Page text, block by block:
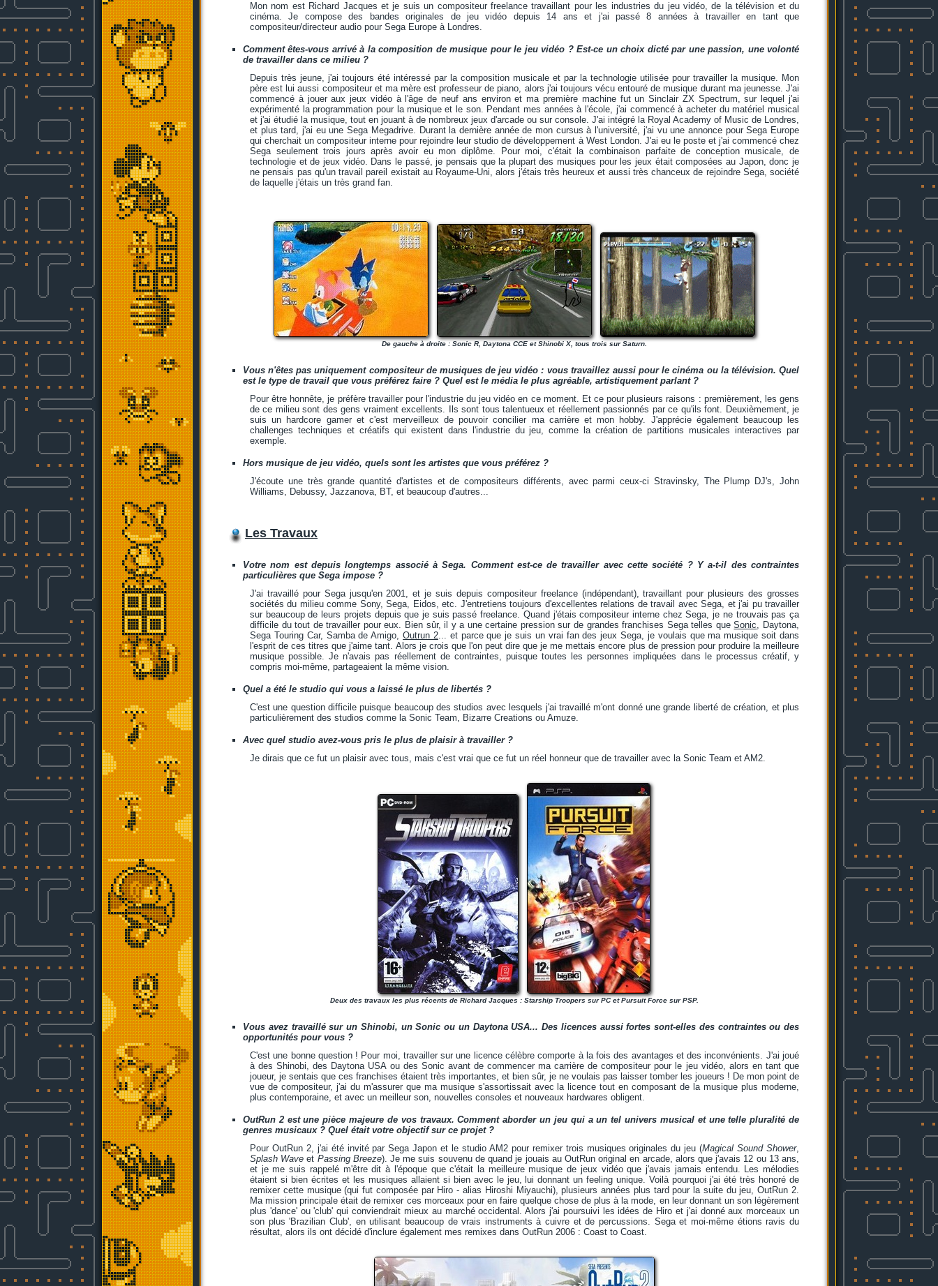
Mon nom est Richard Jacques et je suis un compositeur freelance travaillant pour les industries du jeu vidéo, de la télévision et du
cinéma. Je compose des bandes originales de jeu vidéo depuis 14 ans et j'ai passé 8 années à travailler en tant que
compositeur/directeur audio pour Sega Europe à Londres.
Comment êtes-vous arrivé à la composition de musique pour le jeu vidéo ? Est-ce un choix dicté par une passion, une volonté
de travailler dans ce milieu ?
Depuis très jeune, j'ai toujours été intéressé par la composition musicale et par la technologie utilisée pour travailler la musique. Mon
père est lui aussi compositeur et ma mère est professeur de piano, alors j'ai toujours vécu entouré de musique durant ma jeunesse. J'ai
commencé à jouer aux jeux vidéo à l'âge de neuf ans environ et ma première machine fut un Sinclair ZX Spectrum, sur lequel j'ai
expérimenté la programmation pour la musique et le son. Pendant mes années à l'école, j'ai commencé à acheter du matériel musical
et j'ai étudié la musique, tout en jouant à de nombreux jeux d'arcade ou sur console. J'ai intégré la Royal Academy of Music de Londres,
et plus tard, j'ai eu une Sega Megadrive. Durant la dernière année de mon cursus à l'université, j'ai vu une annonce pour Sega Europe
qui cherchait un compositeur interne pour rejoindre leur studio de développement à West London. J'ai eu le poste et j'ai commencé chez
Sega seulement trois jours après avoir eu mon diplôme. Pour moi, c'était la combinaison parfaite de conception musicale, de
technologie et de jeux vidéo. Dans le passé, je pensais que la plupart des musiques pour les jeux était composées au Japon, donc je
ne pensais pas qu'un travail pareil existait au Royaume-Uni, alors j'étais très heureux et aussi très chanceux de rejoindre Sega, société
de laquelle j'étais un très grand fan.
De gauche à droite : Sonic R, Daytona CCE et Shinobi X, tous trois sur Saturn.
Vous n'êtes pas uniquement compositeur de musiques de jeu vidéo : vous travaillez aussi pour le cinéma ou la télévision. Quel
est le type de travail que vous préférez faire ? Quel est le média le plus agréable, artistiquement parlant ?
Pour être honnête, je préfère travailler pour l'industrie du jeu vidéo en ce moment. Et ce pour plusieurs raisons : premièrement, les gens
de ce milieu sont des gens vraiment excellents. Ils sont tous talentueux et réellement passionnés par ce qu'ils font. Deuxièmement, je
suis un hardcore gamer et c'est merveilleux de pouvoir concilier ma carrière et mon hobby. J'apprécie également beaucoup les
challenges techniques et créatifs qui existent dans l'industrie du jeu, comme la création de partitions musicales interactives par
exemple.
Hors musique de jeu vidéo, quels sont les artistes que vous préférez ?
J'écoute une très grande quantité d'artistes et de compositeurs différents, avec parmi ceux-ci Stravinsky, The Plump DJ's, John
Williams, Debussy, Jazzanova, BT, et beaucoup d'autres...
Les Travaux
Votre nom est depuis longtemps associé à Sega. Comment est-ce de travailler avec cette société ? Y a-t-il des contraintes
particulières que Sega impose ?
J'ai travaillé pour Sega jusqu'en 2001, et je suis depuis compositeur freelance (indépendant), travaillant pour plusieurs des grosses
sociétés du milieu comme Sony, Sega, Eidos, etc. J'entretiens toujours d'excellentes relations de travail avec Sega, et j'ai pu travailler
sur beaucoup de leurs projets depuis que je suis passé freelance. Quand j'étais compositeur interne chez Sega, je ne trouvais pas ça
difficile du tout de travailler pour eux. Bien sûr, il y a une certaine pression sur de grandes franchises Sega telles queSonic, Daytona,
Sega Touring Car, Samba de Amigo,Outrun 2... et parce que je suis un vrai fan des jeux Sega, je voulais que ma musique soit dans
l'esprit de ces titres que j'aime tant. Alors je crois que l'on peut dire que je me mettais encore plus de pression pour produire la meilleure
musique possible. Je n'avais pas réellement de contraintes, puisque toutes les personnes impliquées dans le processus créatif, y
compris moi-même, partageaient la même vision.
Quel a été le studio qui vous a laissé le plus de libertés ?
C'est une question difficile puisque beaucoup des studios avec lesquels j'ai travaillé m'ont donné une grande liberté de création, et plus
particulièrement des studios comme la Sonic Team, Bizarre Creations ou Amuze.
Avec quel studio avez-vous pris le plus de plaisir à travailler ?
Je dirais que ce fut un plaisir avec tous, mais c'est vrai que ce fut un réel honneur que de travailler avec la Sonic Team et AM2.
Deux des travaux les plus récents de Richard Jacques : Starship Troopers sur PC et Pursuit Force sur PSP.
Vous avez travaillé sur un Shinobi, un Sonic ou un Daytona USA... Des licences aussi fortes sont-elles des contraintes ou des
opportunités pour vous ?
C'est une bonne question ! Pour moi, travailler sur une licence célèbre comporte à la fois des avantages et des inconvénients. J'ai joué
à des Shinobi, des Daytona USA ou des Sonic avant de commencer ma carrière de compositeur pour le jeu vidéo, alors en tant que
joueur, je sentais que ces franchises étaient très importantes, et bien sûr, je ne voulais pas laisser tomber les joueurs ! De mon point de
vue de compositeur, j'ai du m'assurer que ma musique s'assortissait avec la licence tout en composant de la musique plus moderne,
plus contemporaine, et avec un meilleur son, nouvelles consoles et nouveaux hardwares obligent.
OutRun 2 est une pièce majeure de vos travaux. Comment aborder un jeu qui a un tel univers musical et une telle pluralité de
genres musicaux ? Quel était votre objectif sur ce projet ?
Pour OutRun 2, j'ai été invité par Sega Japon et le studio AM2 pour remixer trois musiques originales du jeu (Magical Sound Shower,
Splash Wave et Passing Breeze). Je me suis souvenu de quand je jouais au OutRun original en arcade, alors que j'avais 12 ou 13 ans,
et je me suis rappelé m'être dit à l'époque que c'était la meilleure musique de jeux vidéo que j'avais jamais entendu. Les mélodies
étaient si bien écrites et les musiques allaient si bien avec le jeu, lui donnant un feeling unique. Voilà pourquoi j'ai été très honoré de
remixer cette musique (qui fut composée par Hiro - alias Hiroshi Miyauchi), plusieurs années plus tard pour la suite du jeu, OutRun 2.
Ma mission principale était de remixer ces morceaux pour en faire quelque chose de plus à la mode, en leur donnant un son légèrement
plus 'dance' ou 'club' qui conviendrait mieux au marché occidental. Alors j'ai poursuivi les idées de Hiro et j'ai donné aux morceaux un
son plus 'Brazilian Club', en utilisant beaucoup de vrais instruments à cuivre et de percussions. Sega et moi-même étions ravis du
résultat, alors ils ont décidé d'inclure également mes remixes dans OutRun 2006 : Coast to Coast.